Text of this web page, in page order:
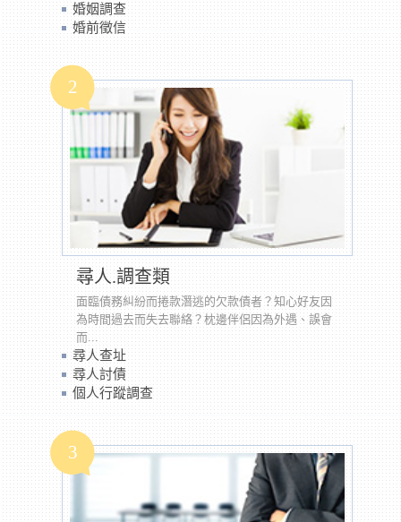
婚姻調查
婚前徵信
尋人.調查類
面臨債務糾紛而捲款潛逃的欠款債者？知心好友因
為時間過去而失去聯絡？枕邊伴侶因為外遇、誤會
而...
2
尋人查址
尋人討債
個人行蹤調查
3